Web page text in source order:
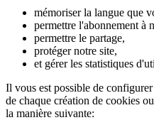
mémoriser la langue que
permettre l'abonnement à
permettre le partage,
protéger notre site,
et gérer les statistiques
Il vous est possible de
de chaque création de cookies
la manière suivante: